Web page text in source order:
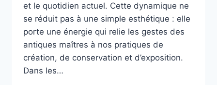
et le quotidien actuel. Cette dynamique ne
se réduit pas à une simple esthétique : elle
porte une énergie qui relie les gestes des
antiques maîtres à nos pratiques de
création, de conservation et d’exposition.
Dans les…